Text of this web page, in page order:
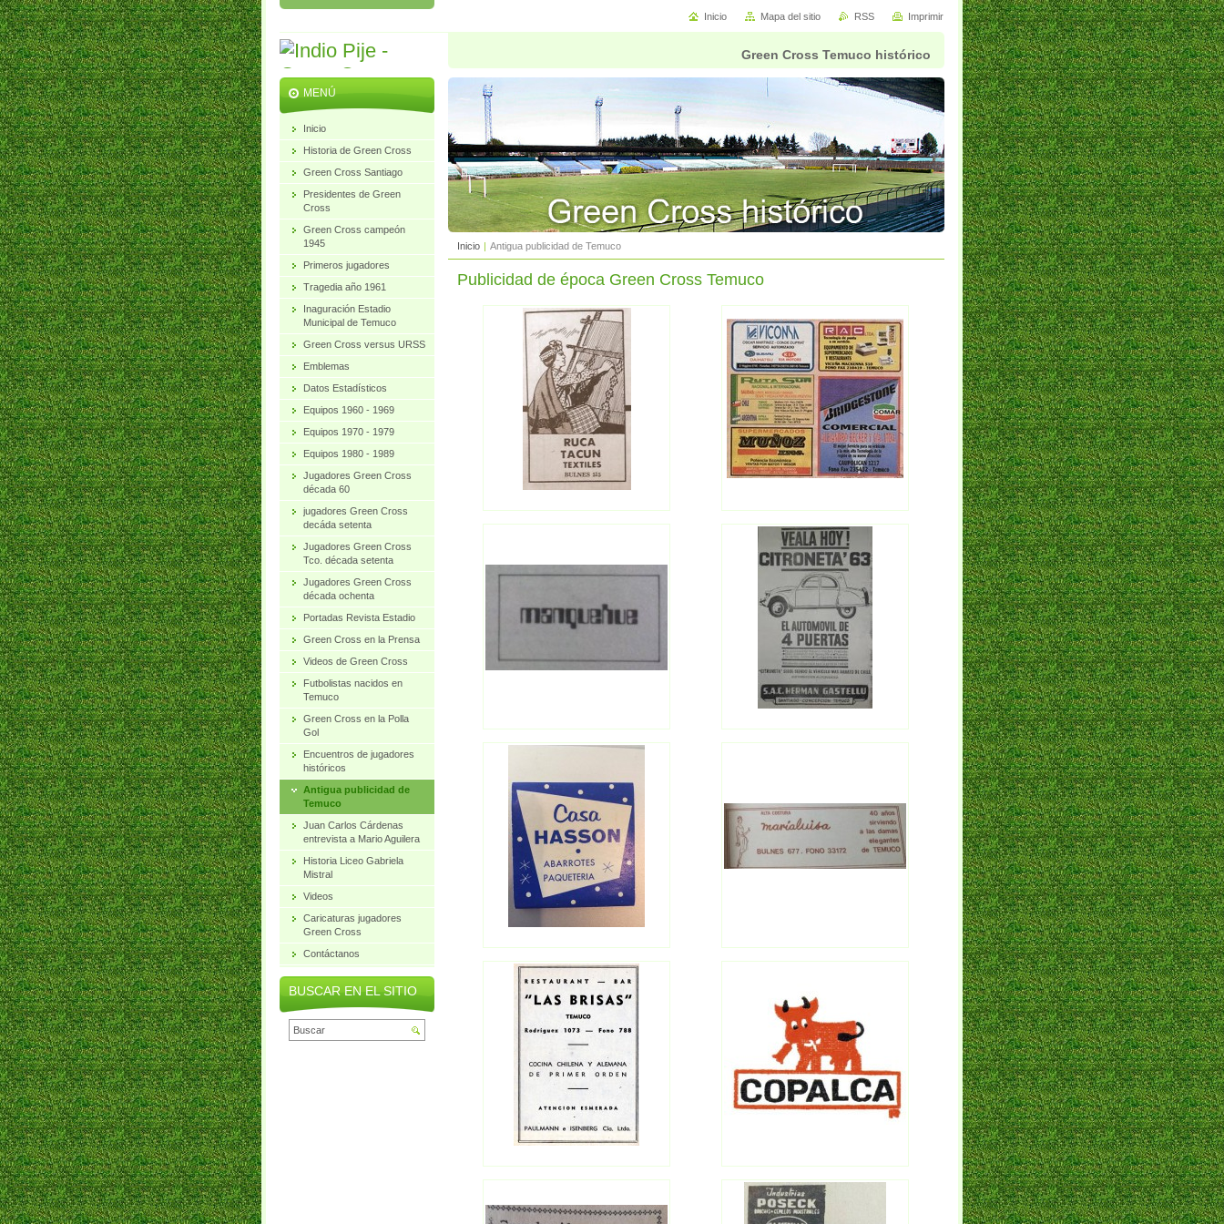
Green Cross Temuco histórico
Inicio | Antigua publicidad de Temuco
Publicidad de época Green Cross Temuco
MENÚ
Inicio
Historia de Green Cross
Green Cross Santiago
Presidentes de Green
Cross
Green Cross campeón
1945
Primeros jugadores
Tragedia año 1961
Inaguración Estadio
Municipal de Temuco
Green Cross versus URSS
Emblemas
Datos Estadísticos
Equipos 1960 - 1969
Equipos 1970 - 1979
Equipos 1980 - 1989
Jugadores Green Cross
década 60
jugadores Green Cross
decáda setenta
Jugadores Green Cross
Tco. década setenta
Jugadores Green Cross
década ochenta
Portadas Revista Estadio
Green Cross en la Prensa
Videos de Green Cross
Futbolistas nacidos en
Temuco
Green Cross en la Polla
Gol
Encuentros de jugadores
históricos
Antigua publicidad de
Temuco
Juan Carlos Cárdenas
entrevista a Mario Aguilera
Historia Liceo Gabriela
Mistral
Videos
Caricaturas jugadores
Green Cross
Contáctanos
BUSCAR EN EL SITIO
Inicio Mapa del sitio RSS Imprimir